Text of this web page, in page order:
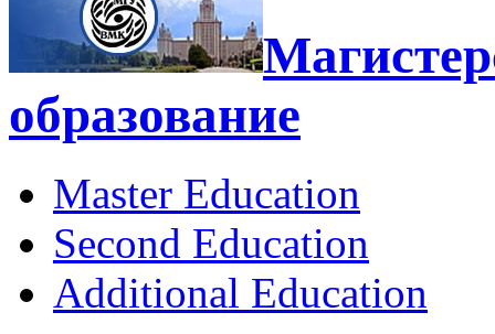
образование
Master Education
Second Education
Additional Education